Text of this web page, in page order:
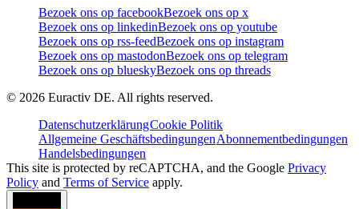
Bezoek ons op facebookBezoek ons op x
Bezoek ons op linkedinBezoek ons op youtube
Bezoek ons op rss-feedBezoek ons op instagram
Bezoek ons op mastodonBezoek ons op telegram
Bezoek ons op blueskyBezoek ons op threads
© 2026 Euractiv DE. All rights reserved.
DatenschutzerklärungCookie Politik
Allgemeine GeschäftsbedingungenAbonnementbedingungen
Handelsbedingungen
This site is protected by reCAPTCHA, and the Google Privacy
Policy and Terms of Service apply.